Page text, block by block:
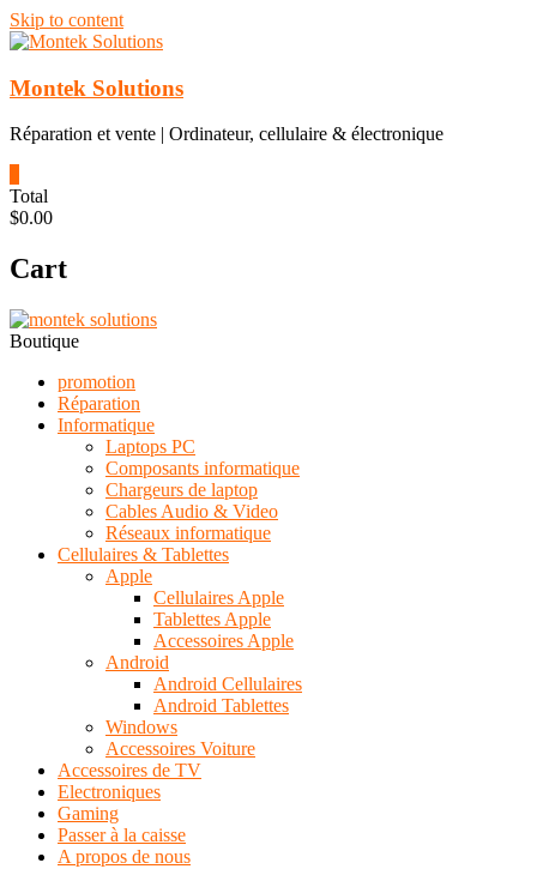
Skip to content
Montek Solutions
Réparation et vente | Ordinateur, cellulaire & électronique
Total
$0.00
Cart
Boutique
promotion
Réparation
Informatique
Laptops PC
Composants informatique
Chargeurs de laptop
Cables Audio & Video
Réseaux informatique
Cellulaires & Tablettes
Apple
Cellulaires Apple
Tablettes Apple
Accessoires Apple
Android
Android Cellulaires
Android Tablettes
Windows
Accessoires Voiture
Accessoires de TV
Electroniques
Gaming
Passer à la caisse
A propos de nous